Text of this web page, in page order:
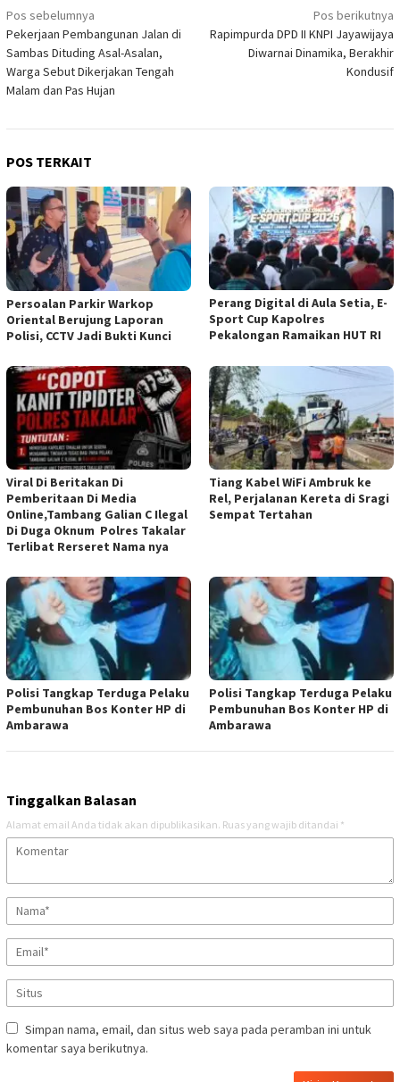
Navigasi
pos
Pos sebelumnya
Pekerjaan Pembangunan Jalan di
Sambas Dituding Asal-Asalan,
Warga Sebut Dikerjakan Tengah
Malam dan Pas Hujan
Pos berikutnya
Rapimpurda DPD II KNPI Jayawijaya
Diwarnai Dinamika, Berakhir
Kondusif
POS TERKAIT
Persoalan Parkir Warkop
Oriental Berujung Laporan
Polisi, CCTV Jadi Bukti Kunci
Perang Digital di Aula Setia, E-
Sport Cup Kapolres
Pekalongan Ramaikan HUT RI
Viral Di Beritakan Di
Pemberitaan Di Media
Online,Tambang Galian C Ilegal
Di Duga Oknum Polres Takalar
Terlibat Rerseret Nama nya
Tiang Kabel WiFi Ambruk ke
Rel, Perjalanan Kereta di Sragi
Sempat Tertahan
Polisi Tangkap Terduga Pelaku
Pembunuhan Bos Konter HP di
Ambarawa
Polisi Tangkap Terduga Pelaku
Pembunuhan Bos Konter HP di
Ambarawa
Tinggalkan Balasan
Alamat email Anda tidak akan dipublikasikan. Ruas yang wajib ditandai *
Simpan nama, email, dan situs web saya pada peramban ini untuk
komentar saya berikutnya.